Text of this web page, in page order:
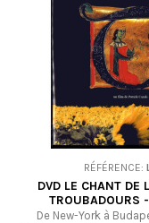
RÉFÉRENCE:
DVD LE CHANT DE
TROUBADOURS
De New-York à